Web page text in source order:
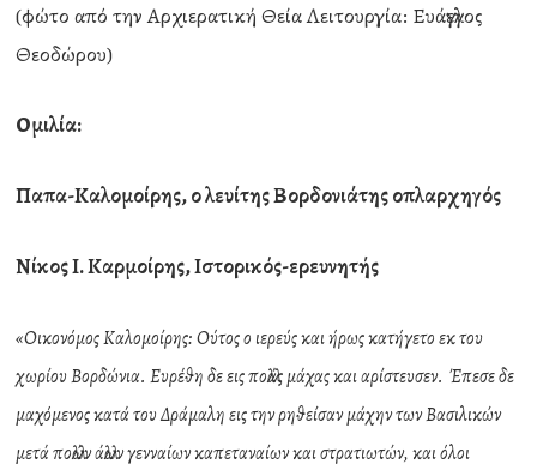
(φώτο από την Αρχιερατική Θεία Λειτουργία: Ευάγγελος
Θεοδώρου)
Ομιλία:
Παπα-Καλομοίρης, ο λευίτης Βορδονιάτης οπλαρχηγός
Νίκος Ι. Καρμοίρης, Ιστορικός-ερευνητής
«Οικονόμος Καλομοίρης: Ούτος ο ιερεύς και ήρως κατήγετο εκ του
χωρίου Βορδώνια. Ευρέθη δε εις πολλάς μάχας και αρίστευσεν. Έπεσε δε
μαχόμενος κατά του Δράμαλη εις την ρηθείσαν μάχην των Βασιλικών
μετά πολλών άλλων γενναίων καπεταναίων και στρατιωτών, και όλοι